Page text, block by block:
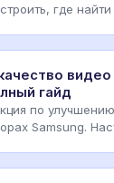
где
видео
гайд
по
Samsung.